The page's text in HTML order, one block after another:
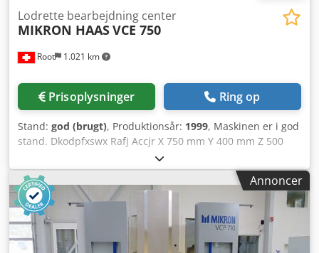
Root 1.021 km
Lodrette bearbejdning center
MIKRON HAASVCE 750
Prisoplysninger Ring op
Stand: god (brugt), Produktionsår: 1999, Maskinen er i god
stand. Dkodpfxswx Rafj Accjr X 750 mm Y 400 mm Z 500
Annoncer